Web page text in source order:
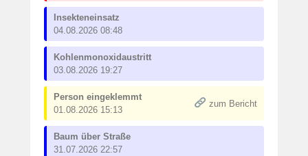
Insekteneinsatz
04.08.2026 08:48
Kohlenmonoxidaustritt
03.08.2026 19:27
Person eingeklemmt
01.08.2026 15:13
zum Bericht
Baum über Straße
31.07.2026 22:57